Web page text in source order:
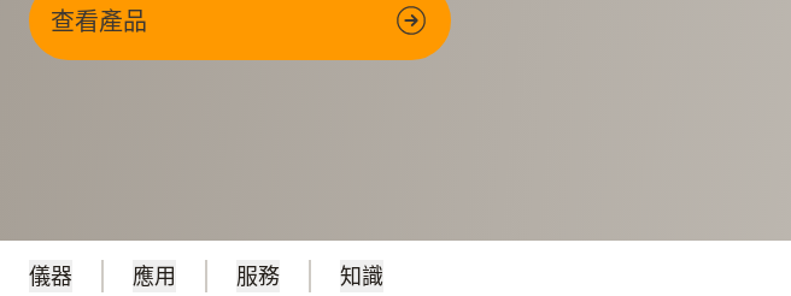
查看產品
儀器 應用 服務 知識